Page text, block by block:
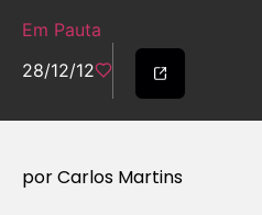
Em Pauta
28/12/12
por Carlos Martins